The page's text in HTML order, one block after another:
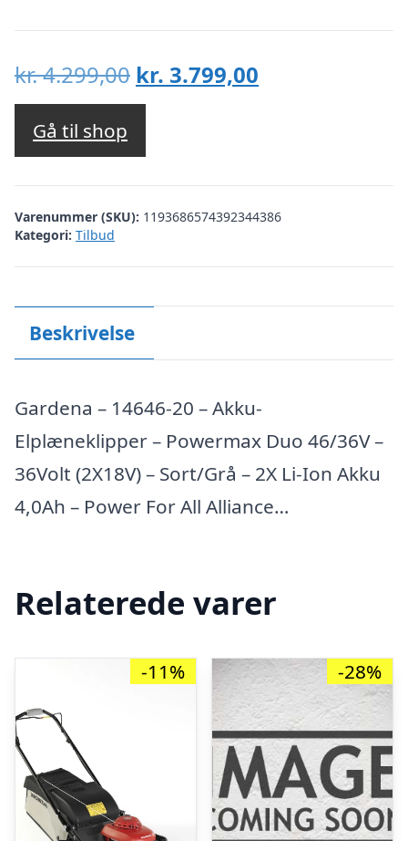
kr.4.299,00 Den
oprindelige
var:
kr. 4.299,00.
kr. 3.799,00
kr. 3.799,00.
Gå til shop
Varenummer (SKU): 1193686574392344386
Kategori: Tilbud
Beskrivelse
Gardena – 14646-20 – Akku-
Elplæneklipper – Powermax Duo 46/36V –
36Volt (2X18V) – Sort/Grå – 2X Li-Ion Akku
4,0Ah – Power For All Alliance…
Relaterede varer
-11% -28%